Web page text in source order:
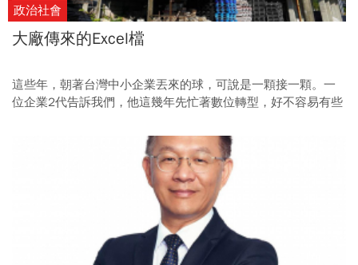
政治社會
大廠傳來的Excel檔
這些年，朝著台灣中小企業丟來的球，可說是一顆接一顆。一
位企業2代告訴我們，他這幾年先忙著數位轉型，好不容易有些